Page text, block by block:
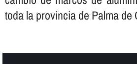
toda la provincia de Palma de